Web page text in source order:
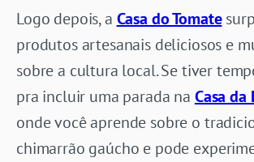
Logo depois, a Casa do Tomate
produtos artesanais deliciosos e
sobre a cultura local. Se tiver
pra incluir uma parada na Casa da
onde você aprende sobre o
chimarrão gaúcho e pode